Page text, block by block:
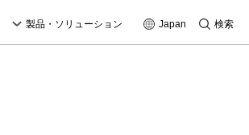
製品・ソリューション Japan 検索